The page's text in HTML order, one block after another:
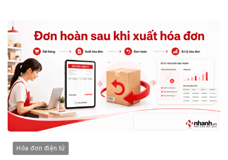
Hóa đơn điện tử